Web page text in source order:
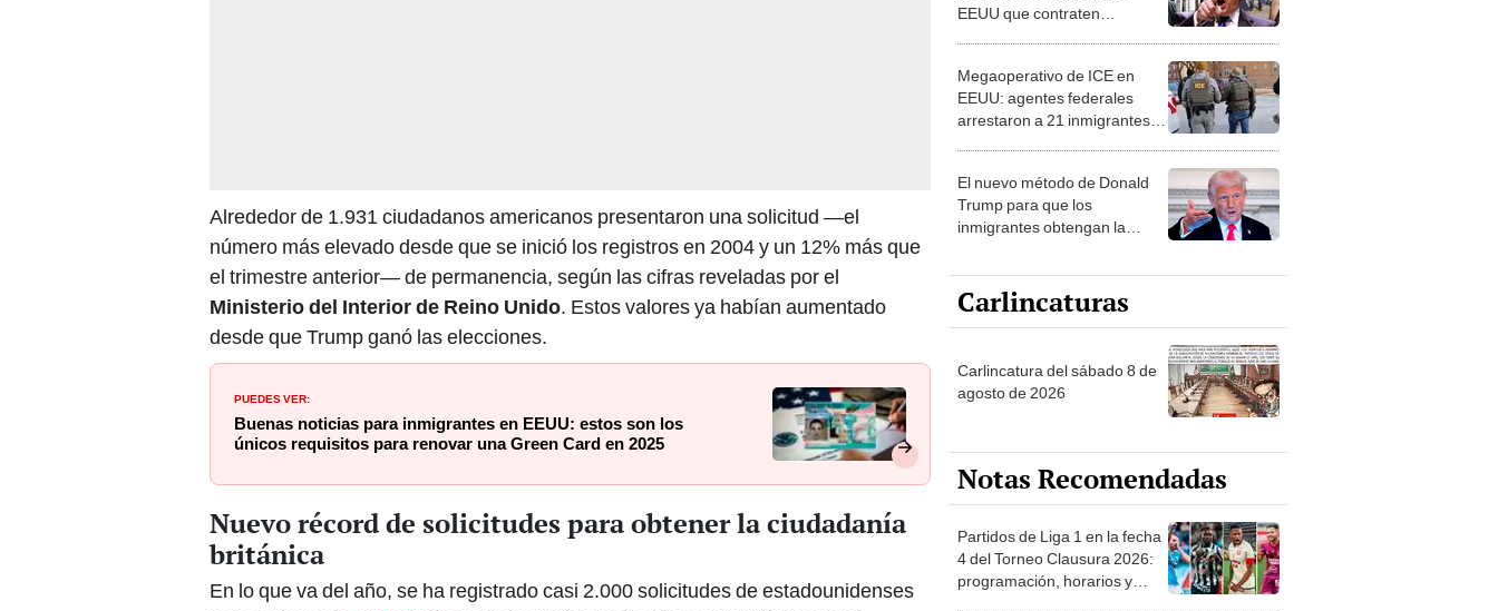
número más elevado desde que se inició los registros en 2004 y un 12% más que
el trimestre anterior— de permanencia, según las cifras reveladas por el
Ministerio del Interior de Reino Unido. Estos valores ya habían aumentado
desde que Trump ganó las elecciones.
Buenas noticias para inmigrantes en EEUU: estos son los
únicos requisitos para renovar una Green Card en 2025
británica
En lo que va del año, se ha registrado casi 2.000 solicitudes de estadounidenses
para aplicar a la ciudadaníade Reino Unido. Esta cifra es un 12% mayor al
inmigrantes: "Espera al ICE
EEUU: agentes federales
arrestaron a 21 inmigrantes
indocumentados en nueva
Trump para que los
inmigrantes obtengan la
residencia permanente en
Carlincaturas
agosto de 2026
Notas Recomendadas
4 del Torneo Clausura 2026:
programación, horarios y
dónde ver